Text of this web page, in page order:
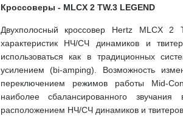
Кроссоверы - MLCX 2 TW.3 LEGEND
Двухполосный кроссовер Hertz MLCX 2
характеристик НЧ/СЧ динамиков и
использоваться как в традиционных
усилением (bi-amping). Возможность
переключением режимов работы Mid-
наиболее сбалансированного
расположением НЧ/СЧ динамиков и